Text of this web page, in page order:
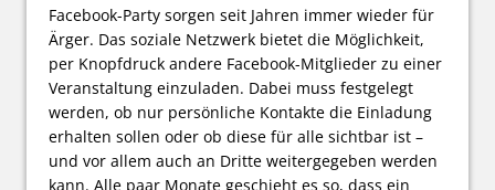
Facebook-Party sorgen seit Jahren immer wieder für
Ärger. Das soziale Netzwerk bietet die Möglichkeit,
per Knopfdruck andere Facebook-Mitglieder zu einer
Veranstaltung einzuladen. Dabei muss festgelegt
werden, ob nur persönliche Kontakte die Einladung
erhalten sollen oder ob diese für alle sichtbar ist –
und vor allem auch an Dritte weitergegeben werden
kann. Alle paar Monate geschieht es so, dass ein